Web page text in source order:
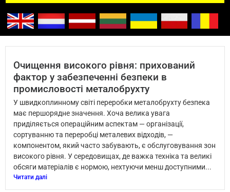
Очищення високого рівня: прихований
фактор у забезпеченні безпеки в
промисловості металобрухту
У швидкоплинному світі переробки металобрухту безпека
має першорядне значення. Хоча велика увага
приділяється операційним аспектам — організації,
сортуванню та переробці металевих відходів, —
компонентом, який часто забувають, є обслуговування зон
високого рівня. У середовищах, де важка техніка та великі
обсяги матеріалів є нормою, нехтуючи менш доступними...
Читати далі